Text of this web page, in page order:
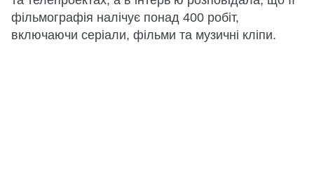
фільмографія налічує понад 400 робіт,
включаючи серіали, фільми та музичні кліпи.